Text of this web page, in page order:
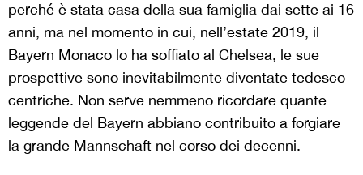
perché è stata casa della sua famiglia dai sette ai 16
anni, ma nel momento in cui, nell’estate 2019, il
Bayern Monaco lo ha soffiato al Chelsea, le sue
prospettive sono inevitabilmente diventate tedesco-
centriche. Non serve nemmeno ricordare quante
leggende del Bayern abbiano contribuito a forgiare
la grande Mannschaft nel corso dei decenni.